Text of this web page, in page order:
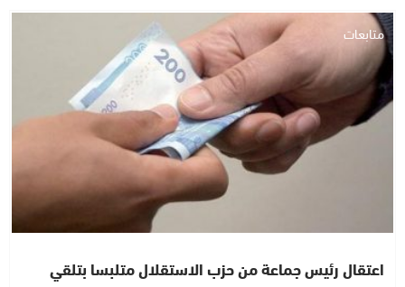
متابعات
اعتقال رئيس جماعة من حزب الاستقلال متلبسا بتلقي